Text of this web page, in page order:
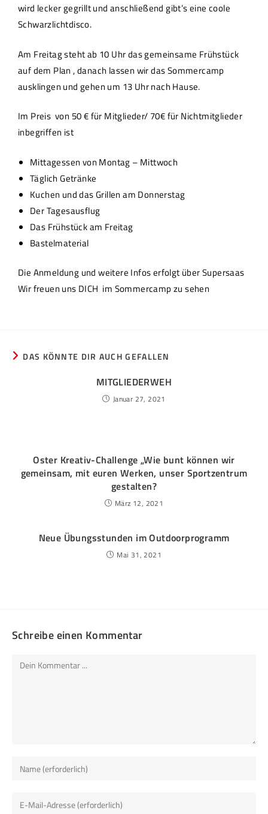
wird lecker gegrillt und anschließend gibt’s eine coole
Schwarzlichtdisco.
Am Freitag steht ab 10 Uhr das gemeinsame Frühstück
auf dem Plan , danach lassen wir das Sommercamp
ausklingen und gehen um 13 Uhr nach Hause.
Im Preis von 50 € für Mitglieder/ 70€ für Nichtmitglieder
inbegriffen ist
Mittagessen von Montag – Mittwoch
Täglich Getränke
Kuchen und das Grillen am Donnerstag
Der Tagesausflug
Das Frühstück am Freitag
Bastelmaterial
Die Anmeldung und weitere Infos erfolgt über Supersaas
Wir freuen uns DICH im Sommercamp zu sehen
DAS KÖNNTE DIR AUCH GEFALLEN
MITGLIEDERWEH
Januar 27, 2021
Oster Kreativ-Challenge „Wie bunt können wir
gemeinsam, mit euren Werken, unser Sportzentrum
gestalten?
März 12, 2021
Neue Übungsstunden im Outdoorprogramm
Mai 31, 2021
Schreibe einen Kommentar